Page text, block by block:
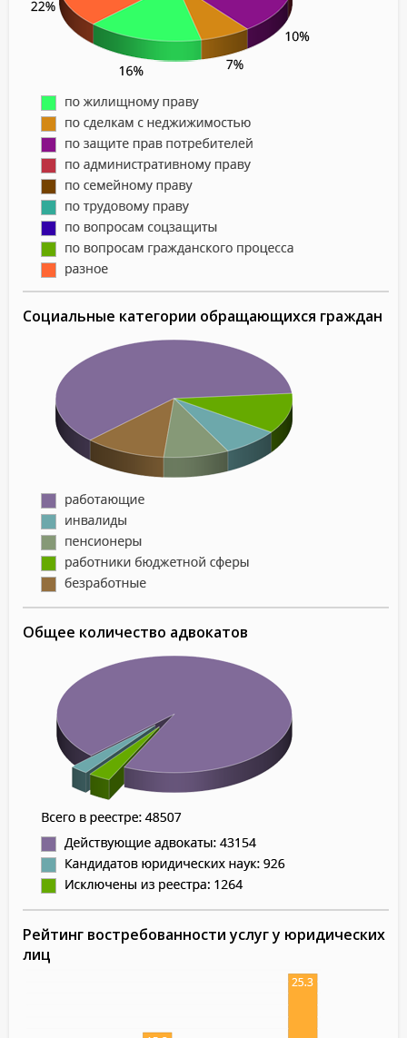
Социальные категории обращающихся граждан
Общее количество адвокатов
Рейтинг востребованности услуг у юридических
лиц